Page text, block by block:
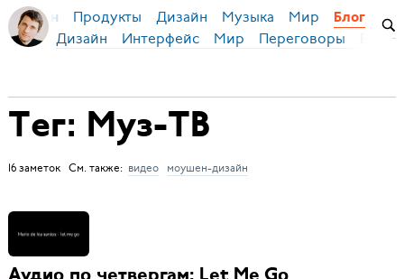
Бирман Продукты Дизайн Музыка Мир Блог
Дизайн Интерфейс Мир Переговоры
Тег: Муз-ТВ
16 заметок См. также: видео моушен-дизайн